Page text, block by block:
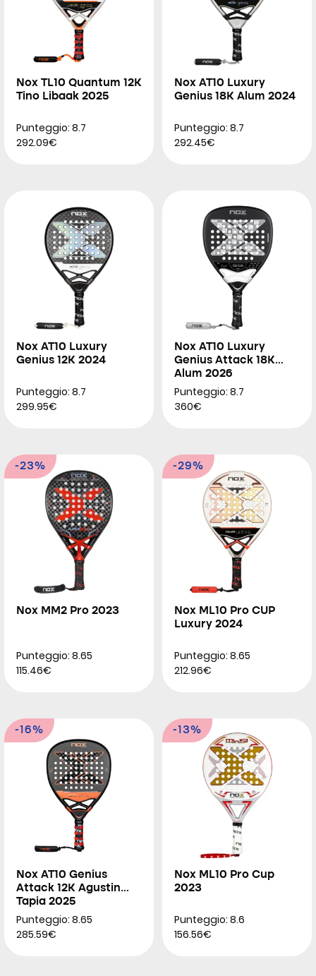
Nox TL10 Quantum 12K
Tino Libaak 2025
Punteggio: 8.7
292.09€
Nox AT10 Luxury
Genius 18K Alum 2024
Punteggio: 8.7
292.45€
Nox AT10 Luxury
Genius 12K 2024
Punteggio: 8.7
299.95€
Nox AT10 Luxury
Genius Attack 18K
Alum 2026
Punteggio: 8.7
360€
-23%
Nox MM2 Pro 2023
Punteggio: 8.65
115.46€
-29%
Nox ML10 Pro CUP
Luxury 2024
Punteggio: 8.65
212.96€
-16%
Nox AT10 Genius
Attack 12K Agustin
Tapia 2025
Punteggio: 8.65
285.59€
-13%
Nox ML10 Pro Cup
2023
Punteggio: 8.6
156.56€